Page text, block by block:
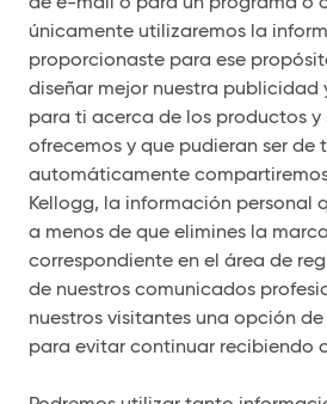
únicamente utilizaremos la
proporcionaste para ese
diseñar mejor nuestra publicidad
para ti acerca de los productos y
ofrecemos y que pudieran ser de
automáticamente
Kellogg, la información personal
a menos de que elimines la
correspondiente en el área de
de nuestros comunicados
nuestros visitantes una opción
para evitar continuar recibiendo